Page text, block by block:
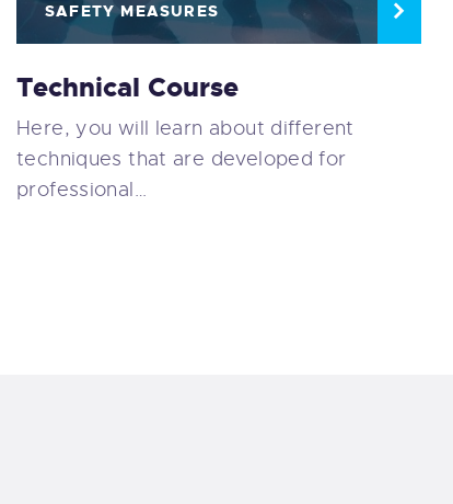
SAFETY MEASURES
Technical Course
Here, you will learn about different
techniques that are developed for
professional…